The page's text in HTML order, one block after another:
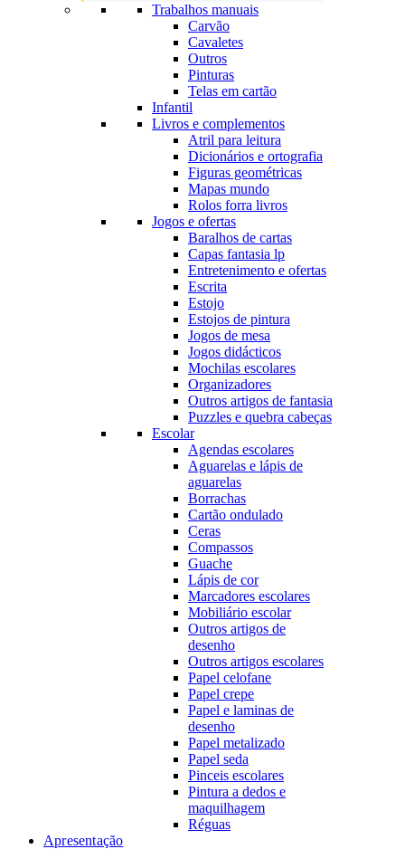
Trabalhos manuais
Carvão
Cavaletes
Outros
Pinturas
Telas em cartão
Infantil
Livros e complementos
Atril para leitura
Dicionários e ortografia
Figuras geométricas
Mapas mundo
Rolos forra livros
Jogos e ofertas
Baralhos de cartas
Capas fantasia lp
Entretenimento e ofertas
Escrita
Estojo
Estojos de pintura
Jogos de mesa
Jogos didácticos
Mochilas escolares
Organizadores
Outros artigos de fantasia
Puzzles e quebra cabeças
Escolar
Agendas escolares
Aguarelas e lápis de
aguarelas
Borrachas
Cartão ondulado
Ceras
Compassos
Guache
Lápis de cor
Marcadores escolares
Mobiliário escolar
Outros artigos de
desenho
Outros artigos escolares
Papel celofane
Papel crepe
Papel e laminas de
desenho
Papel metalizado
Papel seda
Pinceis escolares
Pintura a dedos e
maquilhagem
Réguas
Apresentação